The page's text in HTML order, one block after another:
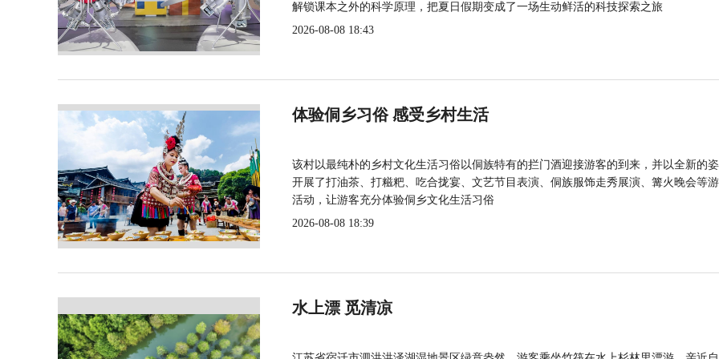
解锁课本之外的科学原理，把夏日假期变成了一场生动鲜活的科技探索之旅
2026-08-08 18:43
体验侗乡习俗 感受乡村生活
该村以最纯朴的乡村文化生活习俗以侗族特有的拦门酒迎接游客的到来，并以全新的
开展了打油茶、打糍粑、吃合拢宴、文艺节目表演、侗族服饰走秀展演、篝火晚会等
活动，让游客充分体验侗乡文化生活习俗
2026-08-08 18:39
水上漂 觅清凉